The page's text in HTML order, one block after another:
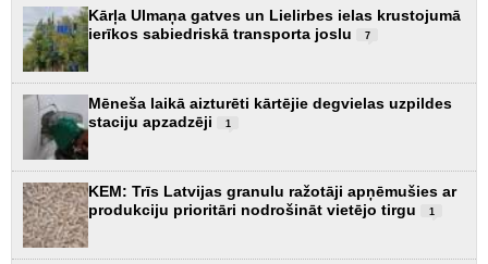
Kārļa Ulmaņa gatves un Lielirbes ielas krustojumā
ierīkos sabiedriskā transporta joslu
7
Mēneša laikā aizturēti kārtējie degvielas uzpildes
staciju apzadzēji
1
KEM: Trīs Latvijas granulu ražotāji apņēmušies ar
produkciju prioritāri nodrošināt vietējo tirgu
1